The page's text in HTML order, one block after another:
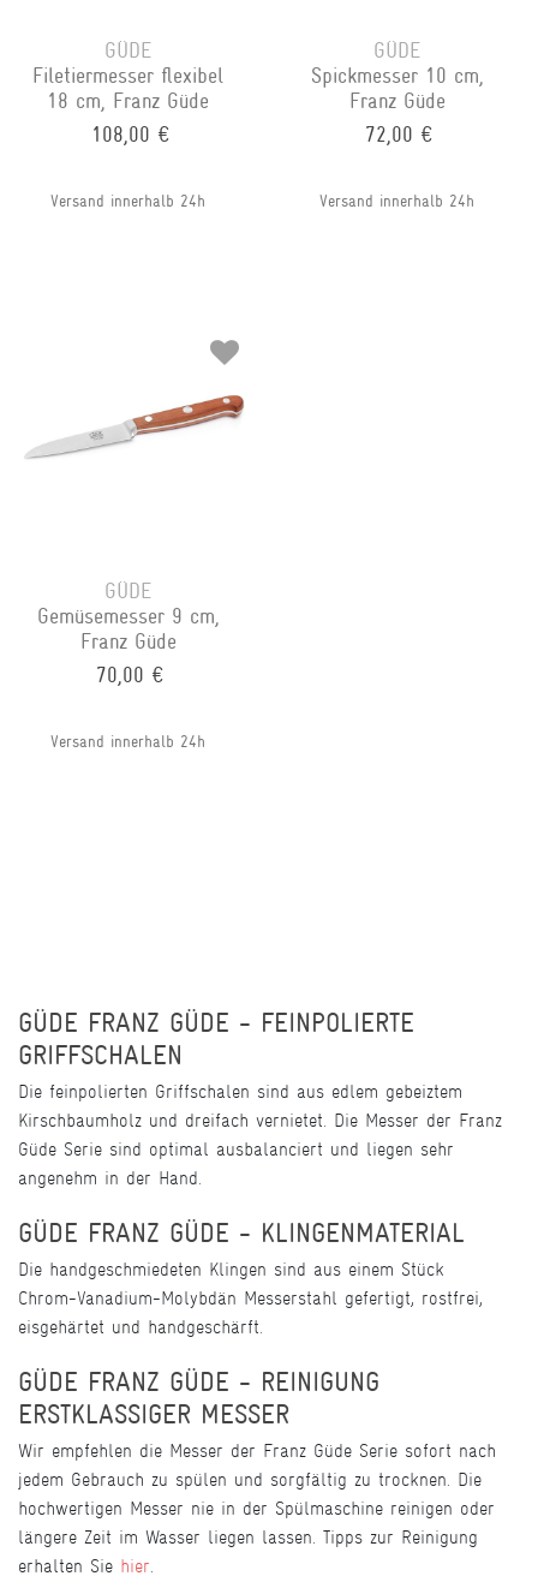
GÜDE
Filetiermesser flexibel
18 cm, Franz Güde
108,00 €
Versand innerhalb 24h
GÜDE
Spickmesser 10 cm,
Franz Güde
72,00 €
Versand innerhalb 24h
GÜDE
Gemüsemesser 9 cm,
Franz Güde
70,00 €
Versand innerhalb 24h
GÜDE FRANZ GÜDE - FEINPOLIERTE
GRIFFSCHALEN
Die feinpolierten Griffschalen sind aus edlem gebeiztem
Kirschbaumholz und dreifach vernietet. Die Messer der Franz
Güde Serie sind optimal ausbalanciert und liegen sehr
angenehm in der Hand.
GÜDE FRANZ GÜDE - KLINGENMATERIAL
Die handgeschmiedeten Klingen sind aus einem Stück
Chrom-Vanadium-Molybdän Messerstahl gefertigt, rostfrei,
eisgehärtet und handgeschärft.
GÜDE FRANZ GÜDE - REINIGUNG
ERSTKLASSIGER MESSER
Wir empfehlen die Messer der Franz Güde Serie sofort nach
jedem Gebrauch zu spülen und sorgfältig zu trocknen. Die
hochwertigen Messer nie in der Spülmaschine reinigen oder
längere Zeit im Wasser liegen lassen. Tipps zur Reinigung
erhalten Sie hier.